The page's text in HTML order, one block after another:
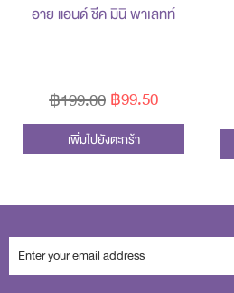
อาย แอนด์ ชีค มินิ พาเลทท์
฿99.50
฿199.00
เพิ่มไปยังตะกร้า